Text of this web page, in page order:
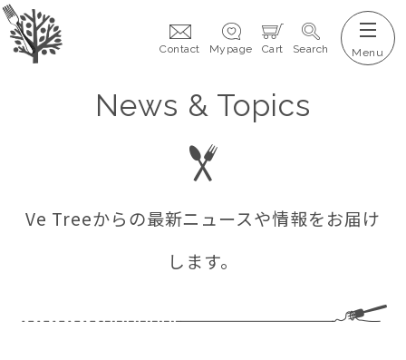
Contact Mypage Cart Search
News & Topics
Ve Treeからの最新ニュースや情報をお届け
します。